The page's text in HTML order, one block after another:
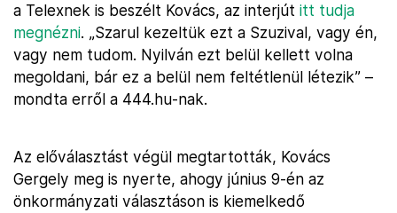
a Telexnek is beszélt Kovács, az interjút itt tudja
megnézni. „Szarul kezeltük ezt a Szuzival, vagy én,
vagy nem tudom. Nyilván ezt belül kellett volna
megoldani, bár ez a belül nem feltétlenül létezik” –
mondta erről a 444.hu-nak.
Az előválasztást végül megtartották, Kovács
Gergely meg is nyerte, ahogy június 9-én az
önkormányzati választáson is kiemelkedő